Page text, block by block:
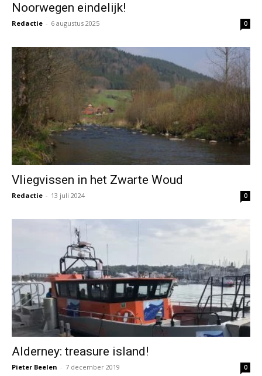
Noorwegen eindelijk!
Redactie - 6 augustus 2025 0
Vliegvissen in het Zwarte Woud
Redactie - 13 juli 2024 0
Alderney: treasure island!
Pieter Beelen - 7 december 2019 0